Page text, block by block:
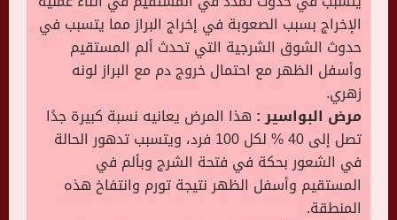
الإخراج بسبب الصعوبة في إخراج البراز مما يتسبب في
حدوث الشوق الشرجية التي تحدث ألم المستقيم
وأسفل الظهر مع احتمال خروج دم مع البراز لونه
زهري.
مرض البواسير : هذا المرض يعانيه نسبة كبيرة جدًا
تصل إلى 40 % لكل 100 فرد، ويتسبب تدهور الحالة
في الشعور بحكة في فتحة الشرج وبألم في
المستقيم وأسفل الظهر نتيجة تورم وانتفاخ هذه
المنطقة.